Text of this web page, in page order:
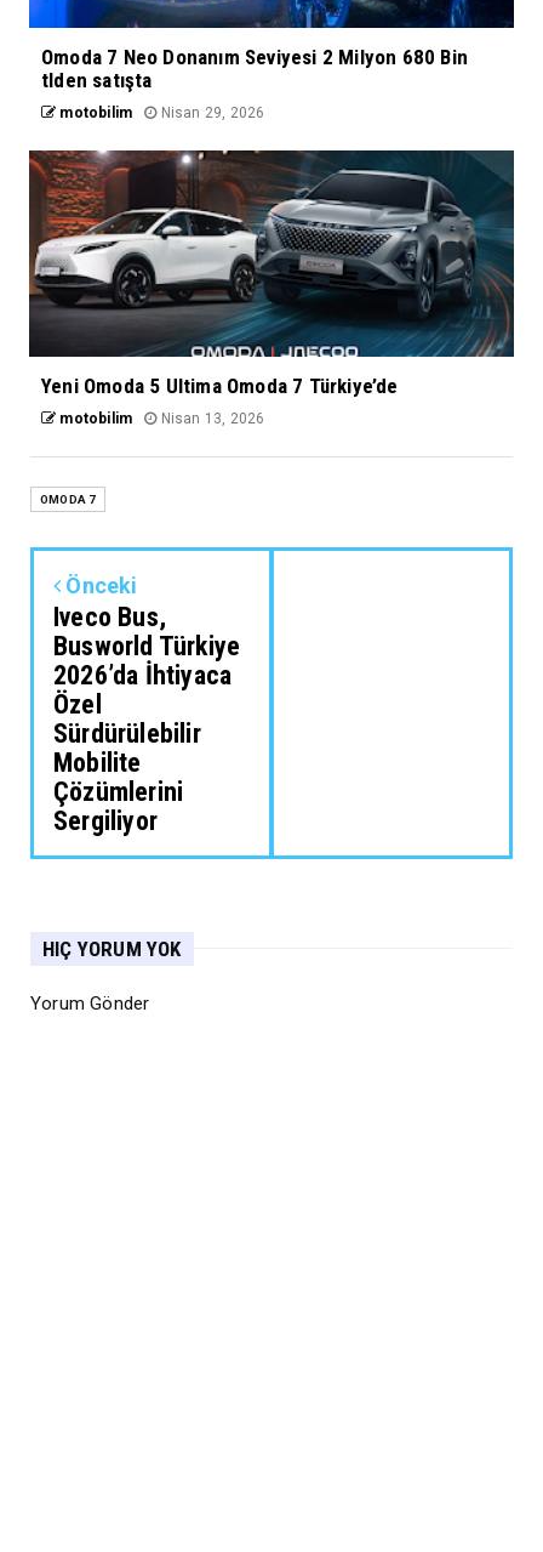
Omoda 7 Neo Donanım Seviyesi 2 Milyon 680 Bin
tlden satışta
motobilim Nisan 29, 2026
Yeni Omoda 5 Ultima Omoda 7 Türkiye’de
motobilim Nisan 13, 2026
OMODA 7
Önceki
Iveco Bus,
Busworld Türkiye
2026’da İhtiyaca
Özel
Sürdürülebilir
Mobilite
Çözümlerini
Sergiliyor
HIÇ YORUM YOK
Yorum Gönder